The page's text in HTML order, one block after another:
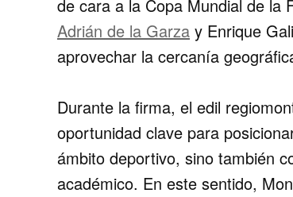
de cara a la Copa Mundial de la
Adrián de la Garza y Enrique
aprovechar la cercanía
Durante la firma, el edil
oportunidad clave para
ámbito deportivo, sino también
académico. En este sentido,